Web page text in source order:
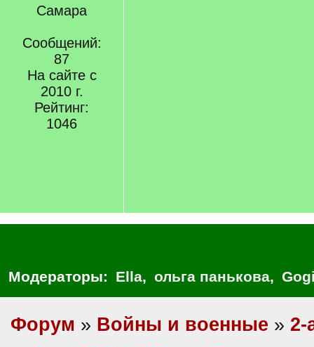
Самара
Сообщений:
87
На сайте с
2010 г.
Рейтинг:
1046
Модераторы: Ella, ольга панькова,
Форум » Войны и военные » 2-